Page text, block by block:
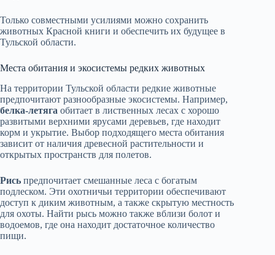
Только совместными усилиями можно сохранить
животных Красной книги и обеспечить их будущее в
Тульской области.
Места обитания и экосистемы редких животных
На территории Тульской области редкие животные
предпочитают разнообразные экосистемы. Например,
белка-летяга обитает в лиственных лесах с хорошо
развитыми верхними ярусами деревьев, где находит
корм и укрытие. Выбор подходящего места обитания
зависит от наличия древесной растительности и
открытых пространств для полетов.
Рись предпочитает смешанные леса с богатым
подлеском. Эти охотничьи территории обеспечивают
доступ к диким животным, а также скрытую местность
для охоты. Найти рысь можно также вблизи болот и
водоемов, где она находит достаточное количество
пищи.